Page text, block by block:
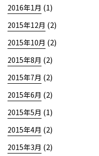
2016年1月 (1)
2015年12月 (2)
2015年10月 (2)
2015年8月 (2)
2015年7月 (2)
2015年6月 (2)
2015年5月 (1)
2015年4月 (2)
2015年3月 (2)